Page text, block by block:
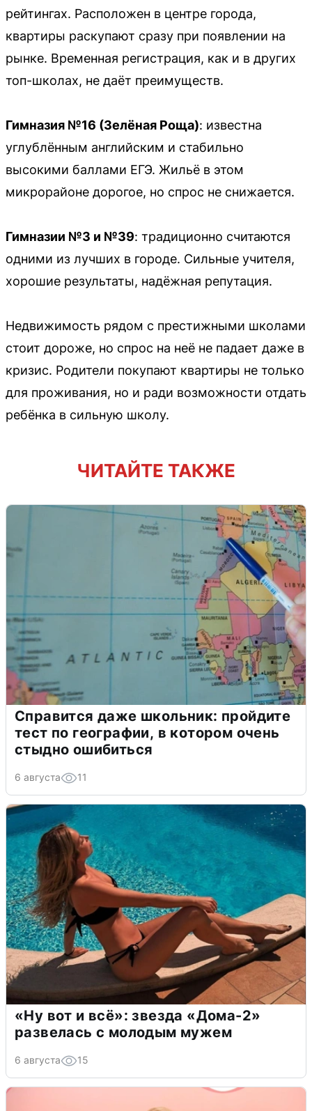
рейтингах. Расположен в центре города,
квартиры раскупают сразу при появлении на
рынке. Временная регистрация, как и в других
топ-школах, не даёт преимуществ.
Гимназия №16 (Зелёная Роща): известна
углублённым английским и стабильно
высокими баллами ЕГЭ. Жильё в этом
микрорайоне дорогое, но спрос не снижается.
Гимназии №3 и №39: традиционно считаются
одними из лучших в городе. Сильные учителя,
хорошие результаты, надёжная репутация.
Недвижимость рядом с престижными школами
стоит дороже, но спрос на неё не падает даже в
кризис. Родители покупают квартиры не только
для проживания, но и ради возможности отдать
ребёнка в сильную школу.
ЧИТАЙТЕ ТАКЖЕ
Справится даже школьник: пройдите
тест по географии, в котором очень
стыдно ошибиться
6 августа 11
«Ну вот и всё»: звезда «Дома-2»
развелась с молодым мужем
6 августа 15